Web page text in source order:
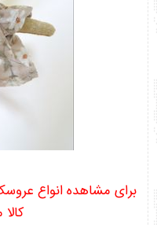
برای مشاهده انواع